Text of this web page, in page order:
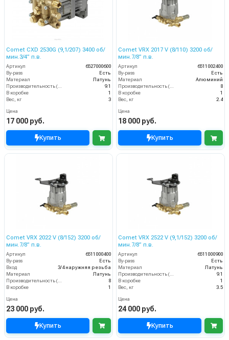
Comet CXD 2530G (9,1/207) 3400 об/
мин.3/4” п.в.
Артикул
6527000600
By-pass
Есть
Материал
Латунь
Производительность (л/мин)
9.1
В коробке
1
Вес, кг
3
Цена
17 000 руб.
Купить
Comet VRX 2017 V (8/110) 3200 об/
мин.7/8” п.в.
Артикул
6511002400
By-pass
Есть
Материал
Алюминий
Производительность (л/мин)
8
В коробке
1
Вес, кг
2.4
Цена
18 000 руб.
Купить
Comet VRX 2022 V (8/152) 3200 об/
мин.7/8” п.в.
Артикул
6511000400
By-pass
Есть
Вход
3/4 наружняя резьба
Материал
Латунь
8
В коробке
1
Цена
23 000 руб.
Купить
Comet VRX 2522 V (9,1/152) 3200 об/
мин.7/8” п.в.
Артикул
6511000900
By-pass
Есть
Материал
Латунь
9.1
В коробке
1
Вес, кг
3.5
Цена
24 000 руб.
Купить